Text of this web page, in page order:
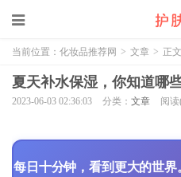
当前位置： 化妆品推荐网 > 文章 > 正文
夏天补水保湿，你知道哪
2023-06-03 02:36:03 分类： 文章 阅读
每日十分钟，看到更大的世界